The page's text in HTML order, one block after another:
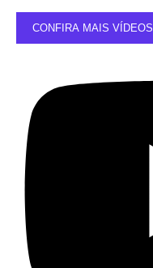
CONFIRA MAIS VÍDEOS